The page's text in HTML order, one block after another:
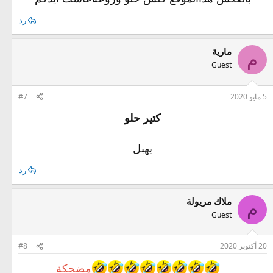
رد
م مارية
Guest
5 مايو 2020 #7
كتير حلو
يهبل
رد
م ملاك مريولة
Guest
20 أكتوبر 2020 #8
مضحكة